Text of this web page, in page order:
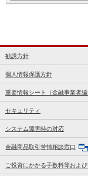
勧誘方針
個人情報保護方針
重要情報シート（金融事業者編
セキュリティ
システム障害時の対応
金融商品取引苦情相談窓口
ご投資にかかる手数料等およ